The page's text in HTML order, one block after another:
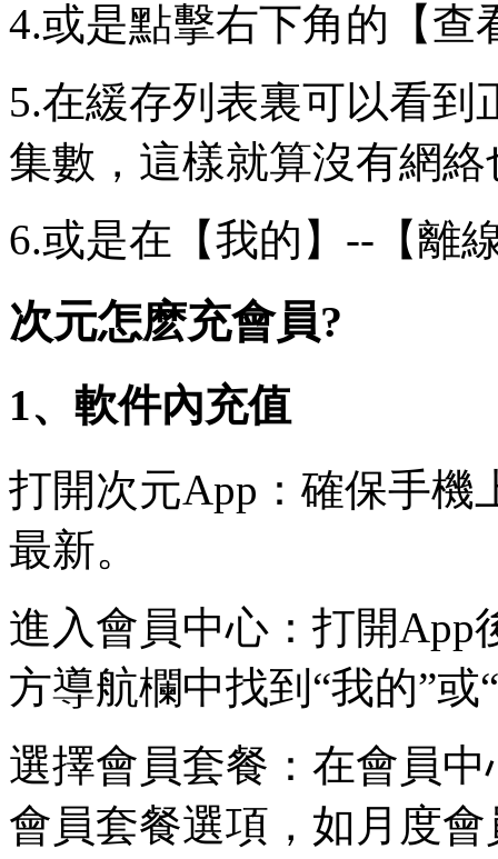
4.或是點擊右下角的【查
5.在緩存列表裏可以看
集數，這樣就算沒有網
6.或是在【我的】--【離
次元怎麽充會員?
1、軟件內充值
打開次元App：確保手機
最新。
進入會員中心：打開App
方導航欄中找到“我的”
選擇會員套餐：在會員
會員套餐選項，如月度